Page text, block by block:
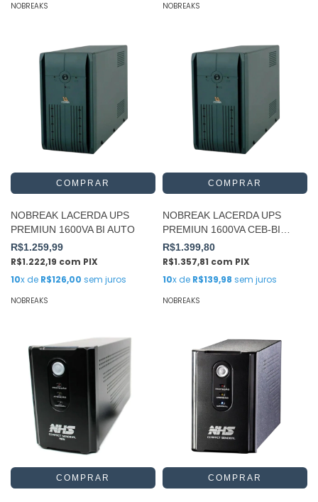
NOBREAKS NOBREAKS
NOBREAK LACERDA UPS
PREMIUN 1600VA BI AUTO
R$1.259,99
R$1.222,19 com PIX
10x de R$126,00 sem juros
NOBREAKS
NOBREAK LACERDA UPS
PREMIUN 1600VA CEB-BI
AUTO
R$1.399,80
R$1.357,81 com PIX
10x de R$139,98 sem juros
NOBREAKS